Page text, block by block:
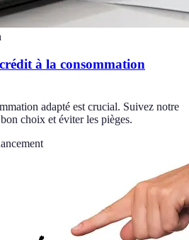
à la consommation
adapté est crucial. Suivez notre
choix et éviter les pièges.